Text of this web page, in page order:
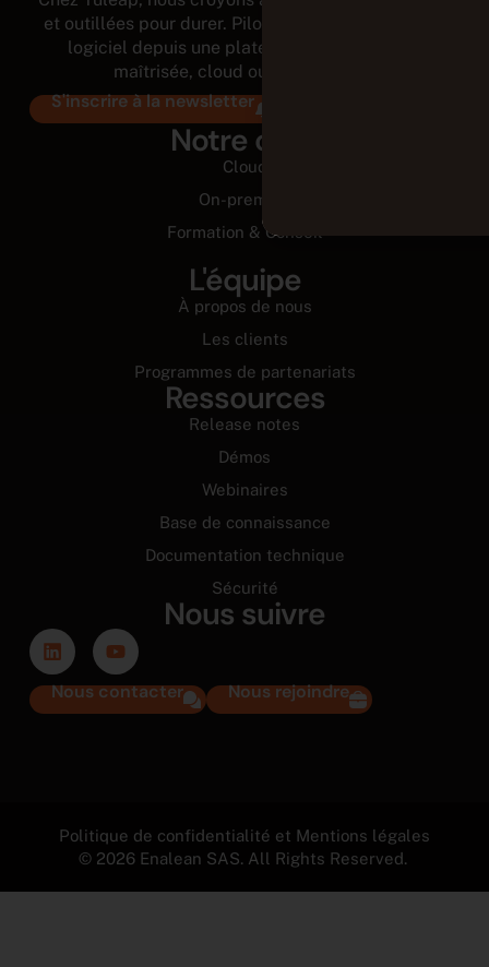
et outillées pour durer. Pilotez tout le cycle de vie
logiciel depuis une plateforme modulaire et
maîtrisée, cloud ou on-premises.
S'inscrire à la newsletter
Notre offre
Cloud
On-premise
Formation & Conseil
L'équipe
À propos de nous
Les clients
Programmes de partenariats
Ressources
Release notes
Démos
Webinaires
Base de connaissance
Documentation technique
Sécurité
Nous suivre
Nous contacter Nous rejoindre
Politique de confidentialité et Mentions légales
© 2026 Enalean SAS. All Rights Reserved.